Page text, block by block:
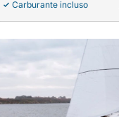
Carburante incluso